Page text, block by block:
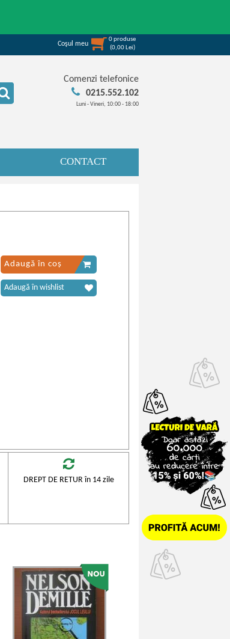
Coşul meu
0produse
(0,00 Lei)
Comenzi telefonice
0215.552.102
Luni - Vineri, 10:00 - 18:00
CONTACT
Adaugă în coș
Adaugă în wishlist
DREPT DE RETUR în 14 zile